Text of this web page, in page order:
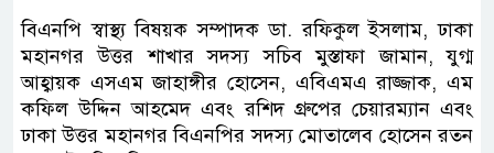
বিএনপি স্বাস্থ্য বিষয়ক সম্পাদক ডা. রফিকুল ইসলাম, ঢাকা
মহানগর উত্তর শাখার সদস্য সচিব মুস্তাফা জামান, যুগ্ম
আহ্বায়ক এসএম জাহাঙ্গীর হোসেন, এবিএমএ রাজ্জাক, এম
কফিল উদ্দিন আহমেদ এবং রশিদ গ্রুপের চেয়ারম্যান এবং
ঢাকা উত্তর মহানগর বিএনপির সদস্য মোতালেব হোসেন রতন